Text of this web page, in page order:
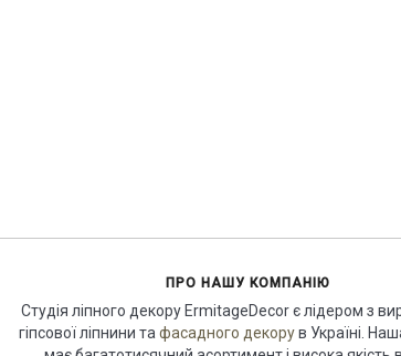
ПРО НАШУ КОМПАНІЮ
Студія ліпного декору ErmitageDecor є лідером з
гіпсової ліпнини та фасадного декорув Україні.